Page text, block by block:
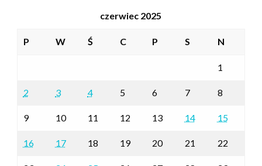
czerwiec 2025
P W Ś C P S N
1
2 3 4 5 6 7 8
9 10 11 12 13 14 15
16 17 18 19 20 21 22